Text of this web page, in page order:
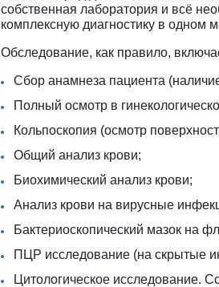
собственная лаборатория и всё
комплексную диагностику в одном
Обследование, как правило,
Сбор анамнеза пациента
Полный осмотр в
Кольпоскопия (осмотр
Общий анализ крови;
Биохимический анализ крови;
Анализ крови на вирусные
Бактериоскопический мазок на
ПЦР исследование (на скрытые
Цитологическое исследование.